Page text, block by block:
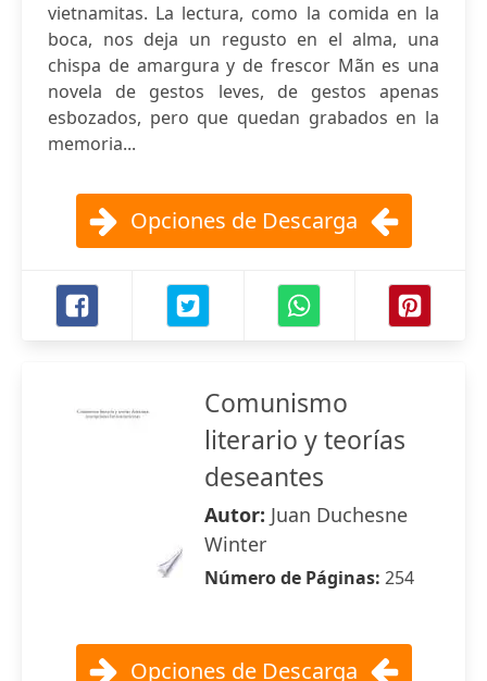
vietnamitas. La lectura, como la comida en la
boca, nos deja un regusto en el alma, una
chispa de amargura y de frescor Mãn es una
novela de gestos leves, de gestos apenas
esbozados, pero que quedan grabados en la
memoria...
Opciones de Descarga
Comunismo
literario y teorías
deseantes
Autor: Juan Duchesne
Winter
Número de Páginas: 254
Opciones de Descarga